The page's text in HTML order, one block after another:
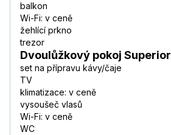
balkon
Wi-Fi: v ceně
žehlící prkno
trezor
Dvoulůžkový pokoj Superior
set na přípravu kávy/čaje
TV
klimatizace: v ceně
vysoušeč vlasů
Wi-Fi: v ceně
WC